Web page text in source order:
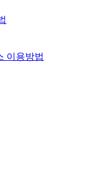
이용방법